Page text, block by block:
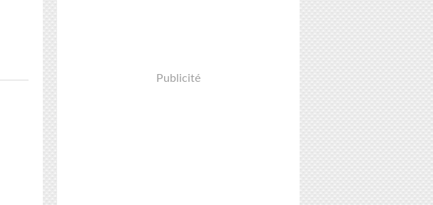
Publicité